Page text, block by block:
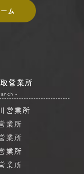
ム
営業所
-
営業所
業所
業所
業所
業所